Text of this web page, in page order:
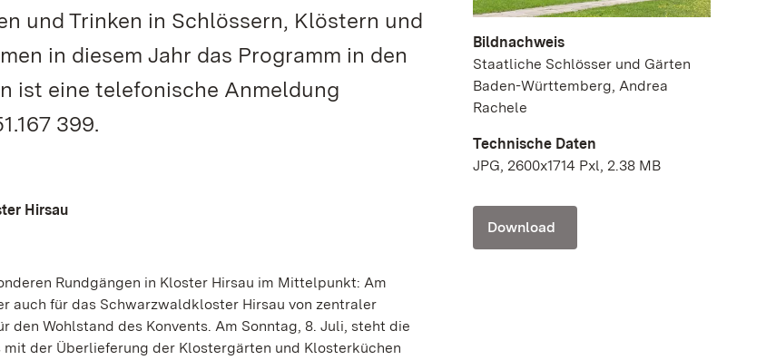
und Trinken in Schlössern, Klöstern und
in diesem Jahr das Programm in den
ist eine telefonische Anmeldung
399.
Hirsau
Rundgängen in Kloster Hirsau im Mittelpunkt: Am
auch für das Schwarzwaldkloster Hirsau von zentraler
Wohlstand des Konvents. Am Sonntag, 8. Juli, steht die
der Überlieferung der Klostergärten und Klosterküchen
Bildnachweis
Staatliche Schlösser und Gärten
Baden-Württemberg, Andrea
Rachele
Technische Daten
JPG, 2600x1714 Pxl, 2.38 MB
Download